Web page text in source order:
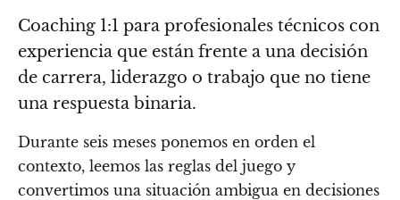
Coaching 1:1 para profesionales técnicos con
experiencia que están frente a una decisión
de carrera, liderazgo o trabajo que no tiene
una respuesta binaria.
Durante seis meses ponemos en orden el
contexto, leemos las reglas del juego y
convertimos una situación ambigua en decisiones